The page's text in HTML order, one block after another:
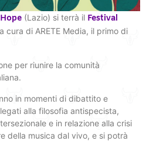
(Lazio) si terrà il Festival
a cura di ARETE Media, il primo di
per riunire la comunità
in momenti di dibattito e
alla filosofia antispecista,
e in relazione alla crisi
della musica dal vivo, e si potrà